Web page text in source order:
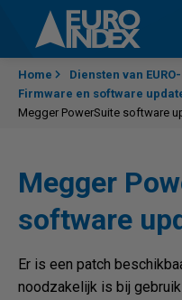
Skip to content
Home
Diensten van
Firmware en software
Megger PowerSuite software
Megger
software
Er is een patch
noodzakelijk is bij